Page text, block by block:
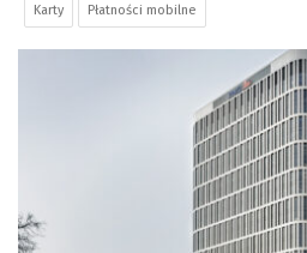
Karty Płatności mobilne
a